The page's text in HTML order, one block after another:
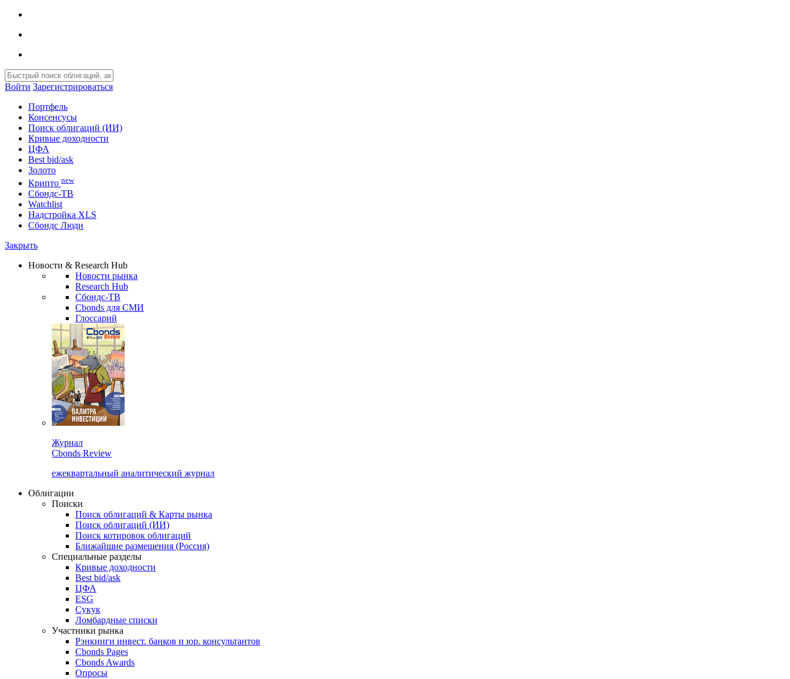
Войти Зарегистрироваться
Портфель
Консенсусы
Поиск облигаций (ИИ)
Кривые доходности
ЦФА
Best bid/ask
Золото
Крипто new
Сбондс-ТВ
Watchlist
Надстройка XLS
Сбондс Люди
Закрыть
Новости & Research Hub
Новости рынка
Research Hub
Сбондс-ТВ
Cbonds для СМИ
Глоссарий
Журнал
Cbonds Review
ежеквартальный аналитический журнал
Облигации
Поиски
Поиск облигаций & Карты рынка
Поиск облигаций (ИИ)
Поиск котировок облигаций
Ближайшие размещения (Россия)
Специальные разделы
Кривые доходности
Best bid/ask
ЦФА
ESG
Сукук
Ломбардные списки
Участники рынка
Рэнкинги инвест. банков и юр. консультантов
Cbonds Pages
Cbonds Awards
Опросы